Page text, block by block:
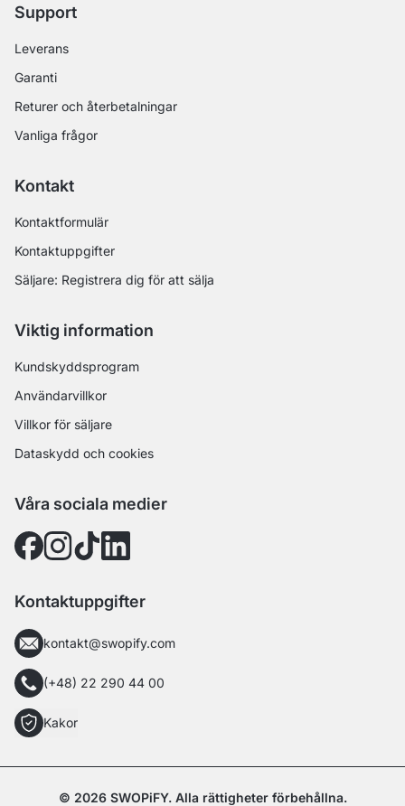
Support
Leverans
Garanti
Returer och återbetalningar
Vanliga frågor
Kontakt
Kontaktformulär
Kontaktuppgifter
Säljare: Registrera dig för att sälja
Viktig information
Kundskyddsprogram
Användarvillkor
Villkor för säljare
Dataskydd och cookies
Våra sociala medier
Kontaktuppgifter
kontakt@swopify.com
(+48) 22 290 44 00
Kakor
© 2026 SWOPiFY. Alla rättigheter förbehållna.